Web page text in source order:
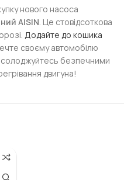
нового насоса
AISIN. Це стовідсоткова
Додайте до кошика
своєму автомобілю
безпечними
двигуна!